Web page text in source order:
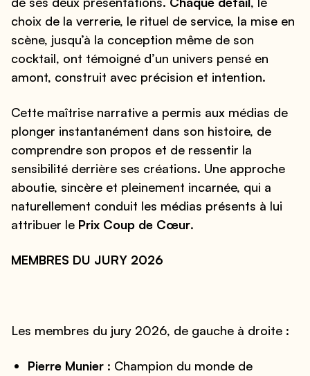
choix de la verrerie, le rituel de service, la mise en
scène, jusqu’à la conception même de son
cocktail, ont témoigné d’un univers pensé en
amont, construit avec précision et intention.
Cette maîtrise narrative a permis aux médias de
plonger instantanément dans son histoire, de
comprendre son propos et de ressentir la
sensibilité derrière ses créations. Une approche
aboutie, sincère et pleinement incarnée, qui a
naturellement conduit les médias présents à lui
attribuer le Prix Coup de Cœur.
MEMBRES DU JURY 2026
Les membres du jury 2026, de gauche à droite :
Pierre Munier : Champion du monde de